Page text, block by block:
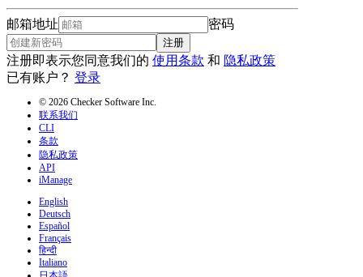
邮箱地址 密码
注册
注册即表示您同意我们的 使用条款 和 隐私政策
已有账户？ 登录
© 2026 Checker Software Inc.
联系我们
CLI
条款
隐私政策
API
iManage
English
Deutsch
Español
Français
हिन्दी
Italiano